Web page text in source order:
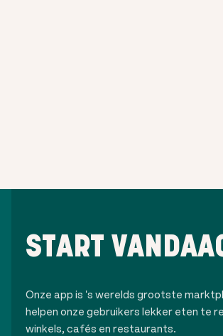
START
Onze app is 's werelds grootste
helpen onze gebruikers lekker eten te
winkels, cafés en restaurants.